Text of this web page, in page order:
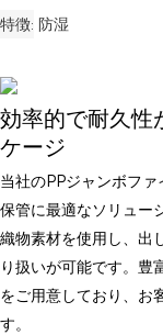
特徴 防湿
効率的で耐久性
ケージ
当社のPPジャンボフ
保管に最適なソリュー
織物素材を使用し、出
り扱いが可能です。豊
をご用意しており、お
す。